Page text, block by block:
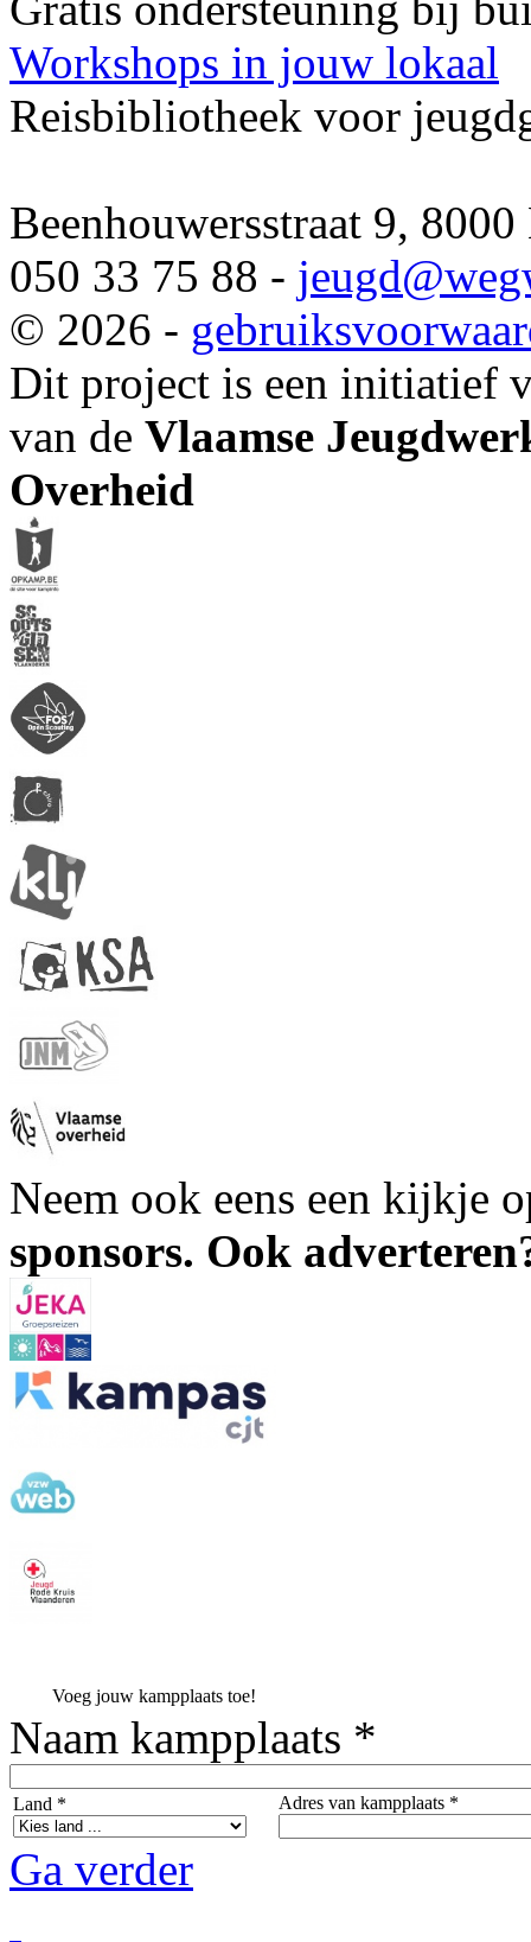
Workshops in jouw lokaal
Reisbibliotheek voor
Beenhouwersstraat 9,
050 33 75 88 - jeugd
© 2026 -
Dit project is een initiatief
van de Vlaamse
Overheid
Neem ook eens een kijkje
sponsors. Ook
Voeg jouw kampplaats toe!
Naam kampplaats *
Land * Adres van kampplaats *
Ga verder